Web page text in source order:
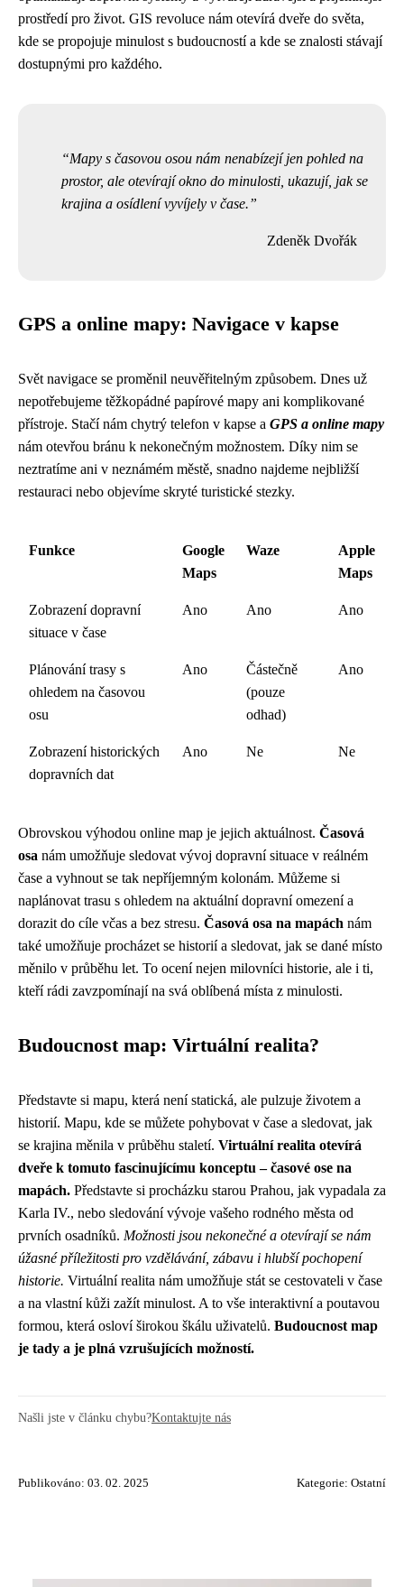
prostředí pro život. GIS revoluce nám otevírá dveře do světa,
kde se propojuje minulost s budoucností a kde se znalosti stávají
dostupnými pro každého.
Mapy s časovou osou nám nenabízejí jen pohled na
prostor, ale otevírají okno do minulosti, ukazují, jak se
krajina a osídlení vyvíjely v čase.
Zdeněk Dvořák
GPS a online mapy: Navigace v kapse
Svět navigace se proměnil neuvěřitelným způsobem. Dnes už
nepotřebujeme těžkopádné papírové mapy ani komplikované
přístroje. Stačí nám chytrý telefon v kapse a GPS a online mapy
nám otevřou bránu k nekonečným možnostem. Díky nim se
neztratíme ani v neznámém městě, snadno najdeme nejbližší
restauraci nebo objevíme skryté turistické stezky.
Funkce
Google
Maps
Waze
Apple
Maps
Zobrazení dopravní
situace v čase
Ano Ano Ano
Plánování trasy s
ohledem na časovou
osu
Ano
Částečně
(pouze
odhad)
Ano
Zobrazení historických
dopravních dat
Ano Ne Ne
Obrovskou výhodou online map je jejich aktuálnost. Časová
osa nám umožňuje sledovat vývoj dopravní situace v reálném
čase a vyhnout se tak nepříjemným kolonám. Můžeme si
naplánovat trasu s ohledem na aktuální dopravní omezení a
dorazit do cíle včas a bez stresu. Časová osa na mapách nám
také umožňuje procházet se historií a sledovat, jak se dané místo
měnilo v průběhu let. To ocení nejen milovníci historie, ale i ti,
kteří rádi zavzpomínají na svá oblíbená místa z minulosti.
Budoucnost map: Virtuální realita?
Představte si mapu, která není statická, ale pulzuje životem a
historií. Mapu, kde se můžete pohybovat v čase a sledovat, jak
se krajina měnila v průběhu staletí. Virtuální realita otevírá
dveře k tomuto fascinujícímu konceptu – časové ose na
mapách. Představte si procházku starou Prahou, jak vypadala za
Karla IV., nebo sledování vývoje vašeho rodného města od
prvních osadníků. Možnosti jsou nekonečné a otevírají se nám
úžasné příležitosti pro vzdělávání, zábavu i hlubší pochopení
historie. Virtuální realita nám umožňuje stát se cestovateli v čase
a na vlastní kůži zažít minulost. A to vše interaktivní a poutavou
formou, která osloví širokou škálu uživatelů. Budoucnost map
je tady a je plná vzrušujících možností.
Našli jste v článku chybu?Kontaktujte nás
Publikováno: 03. 02. 2025 Kategorie: Ostatní